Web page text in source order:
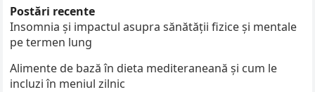
Postări recente
Insomnia și impactul asupra sănătății fizice și mentale
pe termen lung
Alimente de bază în dieta mediteraneană și cum le
incluzi în meniul zilnic